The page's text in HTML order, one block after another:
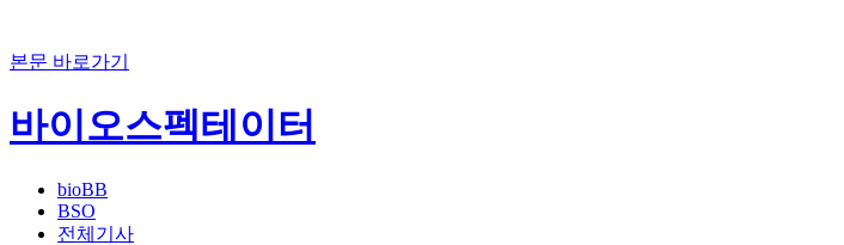
본문 바로가기
바이오스펙테이터
bioBB
BSO
전체기사